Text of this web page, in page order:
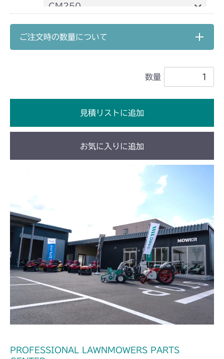
ミッション FIG9 刈刃軸
CM250
ミッション FIG9 刈刃軸
CM2201YCV/YCS
ミッション FIG10 刈刃軸
CM2203RC
ミッション FIG9 刈刃軸
CM2203YC/YCV/YCV1
ミッション FIG10 刈刃軸
CM2501
ミッション FIG9 刈刃軸
CM2503
ミッション FIG9 刈刃軸
CMX1402RC
ミッション FIG10 刈刃軸
CMX1402HC
ミッション FIG10 刈刃軸
CMX186
ミッション FIG10 刈刃軸
CMX224
ご注文時の数量について
数量
見積リストに追加
お気に入りに追加
PROFESSIONAL LAWNMOWERS PARTS